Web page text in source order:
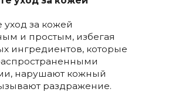
уход за кожей
и простым, избегая
ингредиентов, которые
нарушают кожный
раздражение.